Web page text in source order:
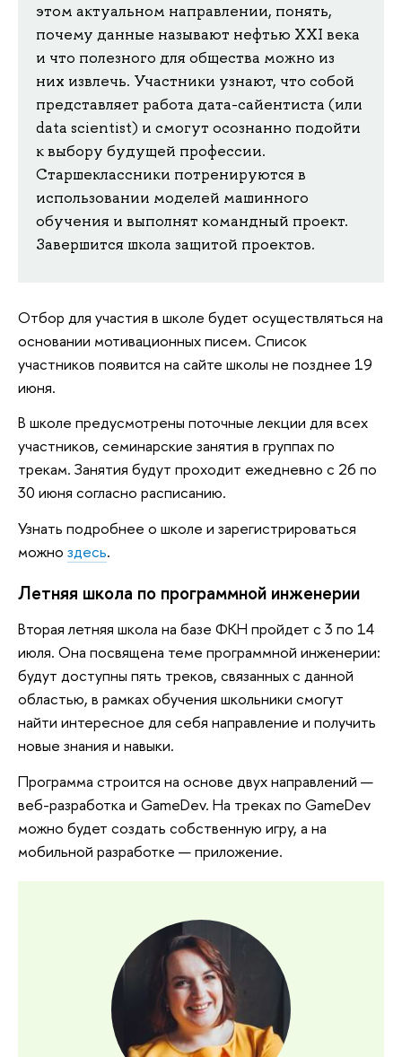
этом актуальном направлении, понять,
почему данные называют нефтью XXI века
и что полезного для общества можно из
них извлечь. Участники узнают, что собой
представляет работа дата-сайентиста (или
data scientist) и смогут осознанно подойти
к выбору будущей профессии.
Старшеклассники потренируются в
использовании моделей машинного
обучения и выполнят командный проект.
Завершится школа защитой проектов.
Отбор для участия в школе будет осуществляться на
основании мотивационных писем. Список
участников появится на сайте школы не позднее 19
июня.
В школе предусмотрены поточные лекции для всех
участников, семинарские занятия в группах по
трекам. Занятия будут проходит ежедневно с 26 по
30 июня согласно расписанию.
Узнать подробнее о школе и зарегистрироваться
можно здесь.
Летняя школа по программной инженерии
Вторая летняя школа на базе ФКН пройдет с 3 по 14
июля. Она посвящена теме программной инженерии:
будут доступны пять треков, связанных с данной
областью, в рамках обучения школьники смогут
найти интересное для себя направление и получить
новые знания и навыки.
Программа строится на основе двух направлений —
веб-разработка и GameDev. На треках по GameDev
можно будет создать собственную игру, а на
мобильной разработке — приложение.